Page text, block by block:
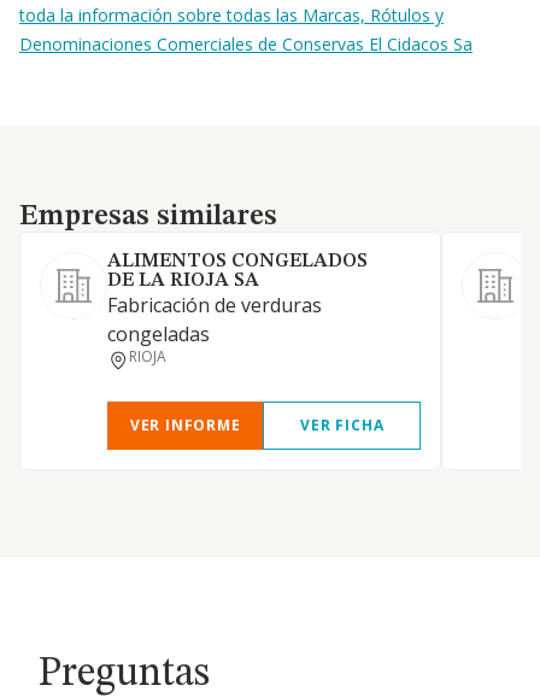
toda la información sobre todas las Marcas, Rótulos y
Denominaciones Comerciales de Conservas El Cidacos Sa
Empresas similares
Empresas similares
ALIMENTOS CONGELADOS
DE LA RIOJA SA
Fabricación de verduras
congeladas
RIOJA
VER INFORME VER FICHA
Preguntas